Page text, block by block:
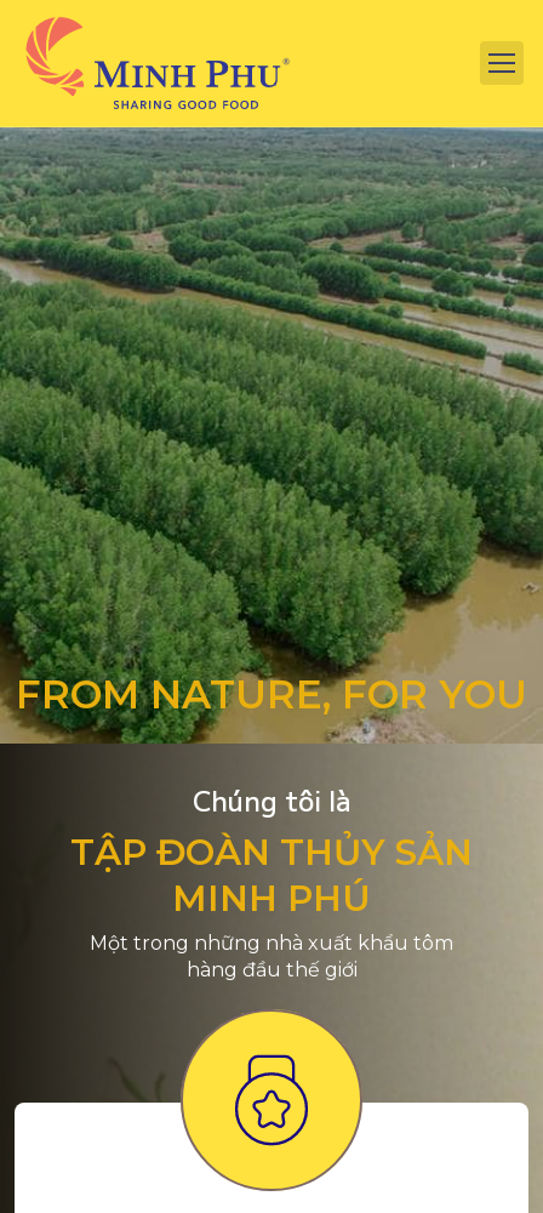
FROM NATURE, FOR YOU
Chúng tôi là
TẬP ĐOÀN THỦY SẢN
MINH PHÚ
Một trong những nhà xuất khẩu tôm
hàng đầu thế giới